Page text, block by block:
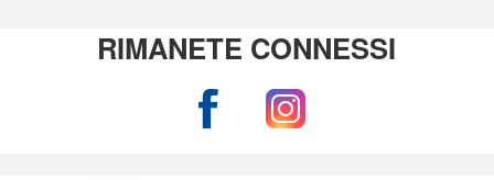
RIMANETE CONNESSI